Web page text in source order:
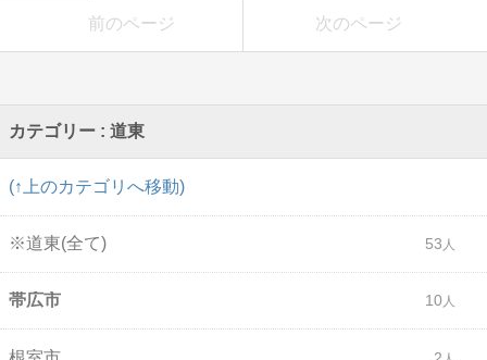
前のページ 次のページ
カテゴリー : 道東
(↑上のカテゴリへ移動)
※道東(全て) 53
帯広市 10